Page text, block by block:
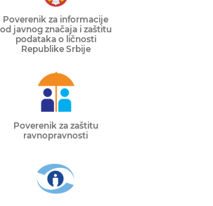
Poverenik za informacije
od javnog značaja i zaštitu
podataka o ličnosti
Republike Srbije
Poverenik za zaštitu
ravnopravnosti